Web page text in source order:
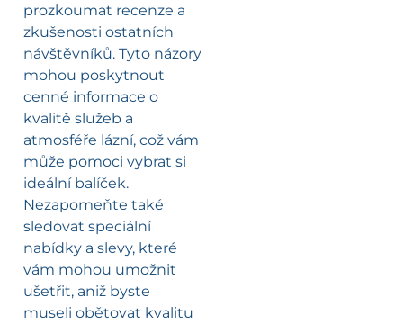
prozkoumat recenze a
zkušenosti ostatních
návštěvníků. Tyto názory
mohou poskytnout
cenné informace o
kvalitě služeb a
atmosféře lázní, což vám
může pomoci vybrat si
ideální balíček.
Nezapomeňte také
sledovat speciální
nabídky a slevy, které
vám mohou umožnit
ušetřit, aniž byste
museli obětovat kvalitu